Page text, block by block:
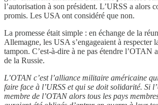
l’autorisation à son président. L’URSS a alors
promis. Les USA ont considéré que non.
La promesse était simple : en échange de la
Allemagne, les USA s’engageaient à respecter
tampon. C’est-à-dire à ne pas étendre l’OTAN
de la Russie.
L’OTAN c’est l’alliance militaire américaine
faire face à l’URSS et qui se doit solidarité. Si
membre de l’OTAN alors tous les pays